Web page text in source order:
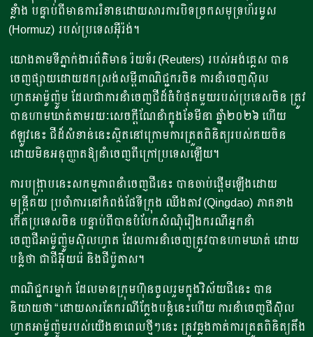
ខ្លាំង បន្ទាប់ពីមានការរំខានដោយសារការបិទច្រកសមុទ្រហ័រមូស
(Hormuz) របស់ប្រទេសអ៊ីរ៉ង់។
យោងតាមទីភ្នាក់ងារព័ត៌មាន រ៉យទ័រ (Reuters) របស់អង់គ្លេស បាន
ចេញផ្សាយដោយដកស្រង់សម្តីពាណិជ្ជករចិន ការនាំចេញស៊ុល
ហ្វាតអាម៉ូញ៉ូម ដែលជាការនាំចេញជីដ៏ធំបំផុតមួយរបស់ប្រទេសចិន ត្រូវ
បានហាមឃាត់តាមរយៈសេចក្តីណែនាំក្នុងខែមីនា ឆ្នាំ២០២៦​ ហើយ
ឥឡូវនេះ ជីដ៏សំខាន់នេះស្ថិតនៅក្រោមការត្រួតពិនិត្យរបស់គយចិន
ដោយមិនអនុញ្ញាតឱ្យនាំចេញពីក្រៅប្រទេសឡើយ។
ការបង្ក្រាបនេះសកម្មភាពនាំចេញជីនេះ បានចាប់ផ្តើមឡើងដោយ
មន្ត្រីគយ ប្រចាំការនៅកំពង់ផែទីក្រុង ឈីងតាវ (Qingdao) ភាគខាង
កើតប្រទេសចិន បន្ទាប់ពីបានបំបែកសំណុំរឿងករណីអ្នកនាំ
ចេញជីអាម៉ូញ៉ូមស៊ុលហ្វាត ដែលការនាំចេញត្រូវបានហាមឃាត់ ដោយ
បន្លំថា ជាជីអ៊ុយរ៉េ និងជីប៉ូតាស។
ពាណិជ្ជករម្នាក់ ដែលមានក្រុមហ៊ុនចូលរួមក្នុងវិស័យជីនេះ បាន
និយាយថា “ដោយសារតែករណីក្លែងបន្លំនេះហើយ ការនាំចេញជីស៊ុល
ហ្វាតអាម៉ូញ៉ូមរបស់យើងនាពេលថ្មីៗនេះ ត្រូវឆ្លងកាត់ការត្រួតពិនិត្យតឹង